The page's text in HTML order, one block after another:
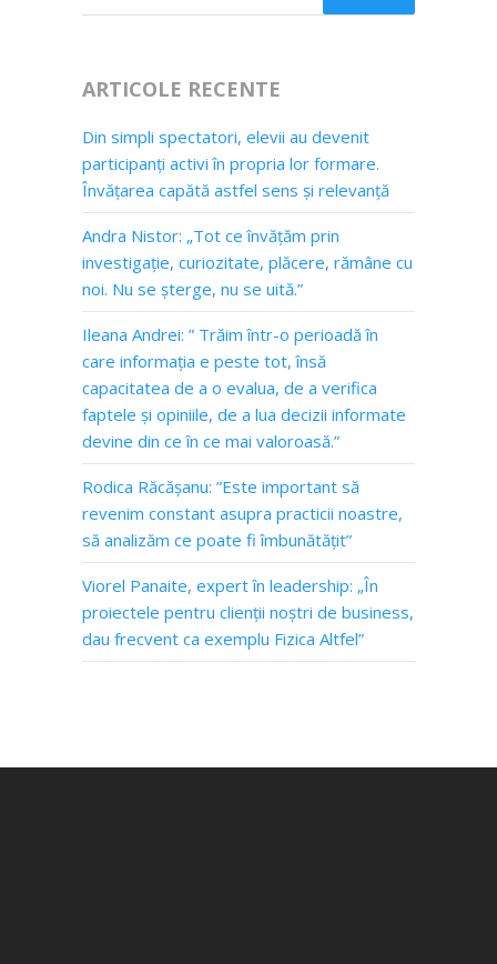
ARTICOLE RECENTE
Din simpli spectatori, elevii au devenit
participanți activi în propria lor formare.
Învățarea capătă astfel sens și relevanță
Andra Nistor: „Tot ce învățăm prin
investigație, curiozitate, plăcere, rămâne cu
noi. Nu se șterge, nu se uită.”
Ileana Andrei: ” Trăim într-o perioadă în
care informația e peste tot, însă
capacitatea de a o evalua, de a verifica
faptele și opiniile, de a lua decizii informate
devine din ce în ce mai valoroasă.”
Rodica Răcășanu: ”Este important să
revenim constant asupra practicii noastre,
să analizăm ce poate fi îmbunătățit”
Viorel Panaite, expert în leadership: „În
proiectele pentru clienții noștri de business,
dau frecvent ca exemplu Fizica Altfel”